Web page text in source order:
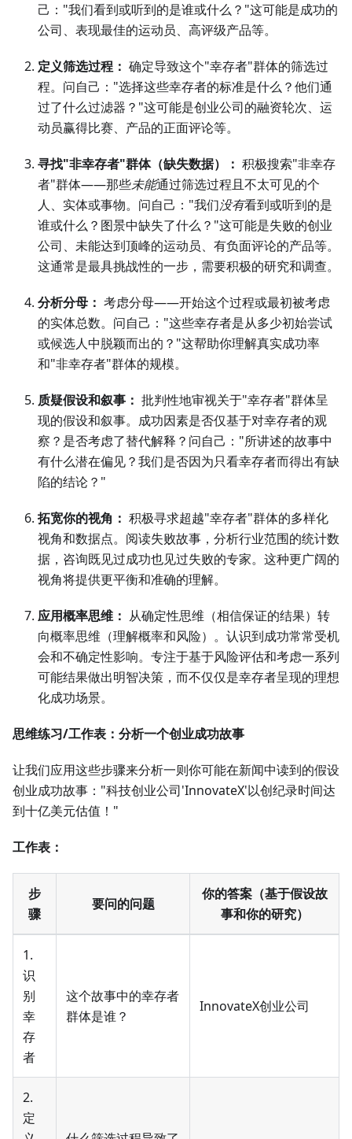
己："我们看到或听到的是谁或什么？"这可能是成功的
公司、表现最佳的运动员、高评级产品等。
定义筛选过程： 确定导致这个"幸存者"群体的筛选过
程。问自己："选择这些幸存者的标准是什么？他们通
过了什么过滤器？"这可能是创业公司的融资轮次、运
动员赢得比赛、产品的正面评论等。
寻找"非幸存者"群体（缺失数据）： 积极搜索"非幸存
者"群体——那些未能通过筛选过程且不太可见的个
人、实体或事物。问自己："我们没有看到或听到的是
谁或什么？图景中缺失了什么？"这可能是失败的创业
公司、未能达到顶峰的运动员、有负面评论的产品等。
这通常是最具挑战性的一步，需要积极的研究和调查。
分析分母： 考虑分母——开始这个过程或最初被考虑
的实体总数。问自己："这些幸存者是从多少初始尝试
或候选人中脱颖而出的？"这帮助你理解真实成功率
和"非幸存者"群体的规模。
质疑假设和叙事： 批判性地审视关于"幸存者"群体呈
现的假设和叙事。成功因素是否仅基于对幸存者的观
察？是否考虑了替代解释？问自己："所讲述的故事中
有什么潜在偏见？我们是否因为只看幸存者而得出有缺
陷的结论？"
拓宽你的视角： 积极寻求超越"幸存者"群体的多样化
视角和数据点。阅读失败故事，分析行业范围的统计数
据，咨询既见过成功也见过失败的专家。这种更广阔的
视角将提供更平衡和准确的理解。
应用概率思维： 从确定性思维（相信保证的结果）转
向概率思维（理解概率和风险）。认识到成功常常受机
会和不确定性影响。专注于基于风险评估和考虑一系列
可能结果做出明智决策，而不仅仅是幸存者呈现的理想
化成功场景。
思维练习/工作表：分析一个创业成功故事
让我们应用这些步骤来分析一则你可能在新闻中读到的假设
创业成功故事："科技创业公司'InnovateX'以创纪录时间达
到十亿美元估值！"
工作表：
步
骤
要问的问题
你的答案（基于假设故
事和你的研究）
1.
识
别
幸
存
者
这个故事中的幸存者
群体是谁？
InnovateX创业公司
2.
定